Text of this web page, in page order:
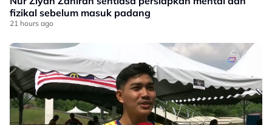
fizikal sebelum masuk padang
21 hours ago